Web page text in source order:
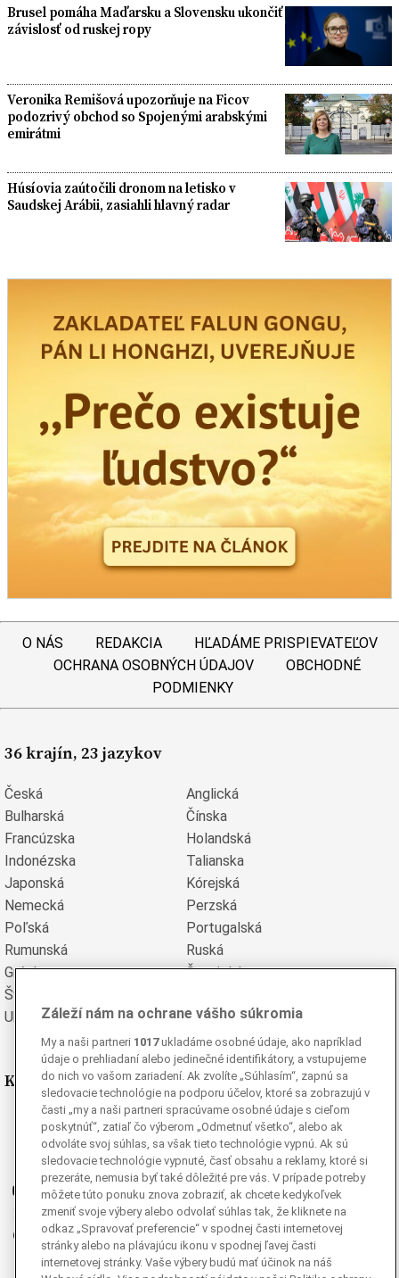
Brusel pomáha Maďarsku a Slovensku ukončiť
závislosť od ruskej ropy
Veronika Remišová upozorňuje na Ficov
podozrivý obchod so Spojenými arabskými
emirátmi
Húsíovia zaútočili dronom na letisko v
Saudskej Arábii, zasiahli hlavný radar
O NÁS REDAKCIA
HĽADÁME PRISPIEVATEĽOV
OCHRANA OSOBNÝCH ÚDAJOV
OBCHODNÉ
PODMIENKY
36 krajín, 23 jazykov
Česká
Anglická
Bulharská
Čínska
Francúzska
Holandská
Indonézska
Talianska
Japonská
Kórejská
Nemecká
Perzská
Poľská
Portugalská
Rumunská
Ruská
Grécka
Španielska
Švédska
Ukrajinská
Vietnamská
Kde nás nájdete
Facebook
Instagram
Ganjing
Youtube
Twitter
Telegram
RSS
Záleží nám na ochrane vášho súkromia
My a naši partneri 1017ukladáme osobné údaje, ako napríklad
údaje o prehliadaní alebo jedinečné identifikátory, a vstupujeme
do nich vo vašom zariadení. Ak zvolíte „Súhlasím“, zapnú sa
sledovacie technológie na podporu účelov, ktoré sa zobrazujú v
časti „my a naši partneri spracúvame osobné údaje s cieľom
poskytnúť“, zatiaľ čo výberom „Odmetnuť všetko“, alebo ak
odvoláte svoj súhlas, sa však tieto technológie vypnú. Ak sú
sledovacie technológie vypnuté, časť obsahu a reklamy, ktoré si
prezeráte, nemusia byť také dôležité pre vás. V prípade potreby
môžete túto ponuku znova zobraziť, ak chcete kedykoľvek
zmeniť svoje výbery alebo odvolať súhlas tak, že kliknete na
odkaz „Spravovať preferencie“ v spodnej časti internetovej
stránky alebo na plávajúcu ikonu v spodnej ľavej časti
internetovej stránky. Vaše výbery budú mať účinok na náš